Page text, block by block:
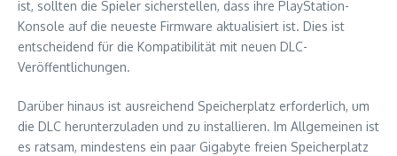
ist, sollten die Spieler sicherstellen, dass ihre PlayStation-
Konsole auf die neueste Firmware aktualisiert ist. Dies ist
entscheidend für die Kompatibilität mit neuen DLC-
Veröffentlichungen.
Darüber hinaus ist ausreichend Speicherplatz erforderlich, um
die DLC herunterzuladen und zu installieren. Im Allgemeinen ist
es ratsam, mindestens ein paar Gigabyte freien Speicherplatz